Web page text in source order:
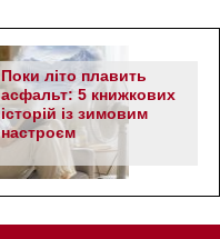
Поки літо плавить
асфальт: 5 книжкових
історій із зимовим
настроєм